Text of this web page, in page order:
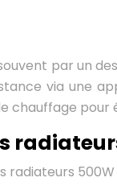
par un
via une
pour